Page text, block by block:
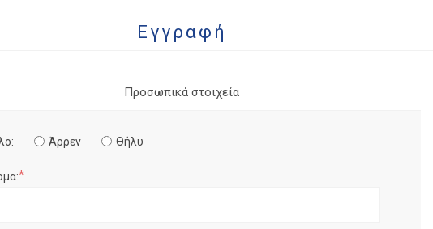
Εγγραφή
Προσωπικά στοιχεία
Άρρεν Θήλυ
*